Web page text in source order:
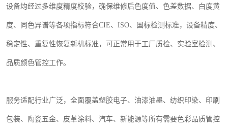
设备均经过多维度精度校验，确保维修后色度值、色差数据、白度黄
度、同色异谱等各项指标符合CIE、 ISO、国标检测标准，设备精度、
稳定性、重复性恢复新机标准，可正常用于工厂质检、实验室检测、
品质颜色管控工作。
服务适配行业广泛，全面覆盖塑胶电子、油漆油墨、纺织印染、印刷
包装、陶瓷五金、皮革涂料、汽车、新能源等所有需要色彩品质管控